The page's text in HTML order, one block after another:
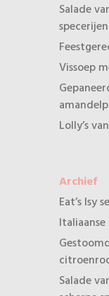
Salade
specerijen
Vissoep
Lolly’s
Archief
Eat’s Isy
Salade